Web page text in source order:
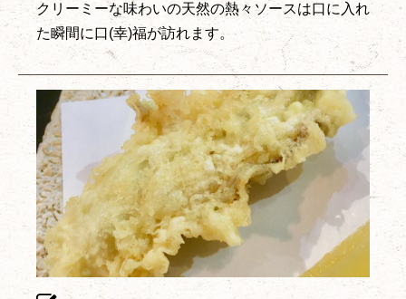
クリーミーな味わいの天然の熱々ソースは口に入れ
た瞬間に口(幸)福が訪れます。